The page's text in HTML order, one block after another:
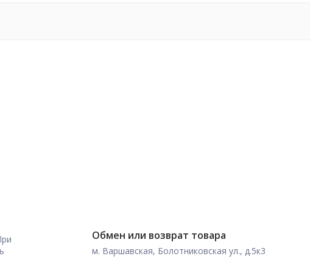
Обмен или возврат товара
м. Варшавская, Болотниковская ул., д.5к3